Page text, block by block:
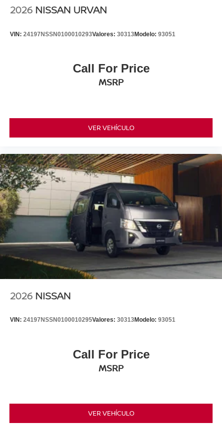
2026 NISSAN URVAN
VIN: 24197NSSN0100010293Valores: 30313Modelo: 93051
Call For Price
MSRP
VER VEHÍCULO
2026 NISSAN
VIN: 24197NSSN0100010295Valores: 30313Modelo: 93051
Call For Price
MSRP
VER VEHÍCULO